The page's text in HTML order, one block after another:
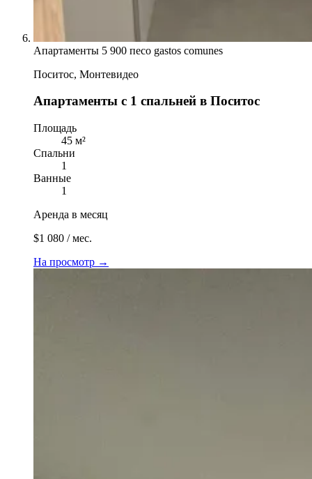
Апартаменты 5 900 песо gastos comunes
Поситос, Монтевидео
Апартаменты с 1 спальней в Поситос
Площадь
45 м²
Спальни
1
Ванные
1
Аренда в месяц
$1 080 / мес.
На просмотр →